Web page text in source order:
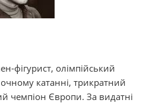
фігурист, олімпійський
катанні, трикратний
чемпіон Європи. За видатні